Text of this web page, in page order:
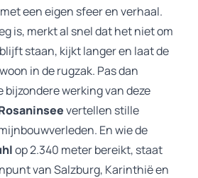
een eigen sfeer en verhaal.
is, merkt al snel dat het niet om
staan, kijkt langer en laat de
in de rugzak. Pas dan
werking van deze
vertellen stille
En wie de
op 2.340 meter bereikt, staat
van Salzburg, Karinthië en